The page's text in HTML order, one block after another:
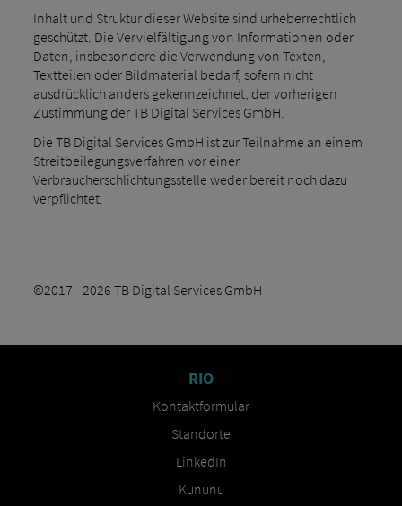
Inhalt und Struktur dieser Website sind urheberrechtlich
geschützt. Die Vervielfältigung von Informationen oder
Daten, insbesondere die Verwendung von Texten,
Textteilen oder Bildmaterial bedarf, sofern nicht
ausdrücklich anders gekennzeichnet, der vorherigen
Zustimmung der TB Digital Services GmbH.
Die TB Digital Services GmbH ist zur Teilnahme an einem
Streitbeilegungsverfahren vor einer
Verbraucherschlichtungsstelle weder bereit noch dazu
verpflichtet.
©2017 - 2026 TB Digital Services GmbH
RIO
Kontaktformular
Standorte
LinkedIn
Kununu